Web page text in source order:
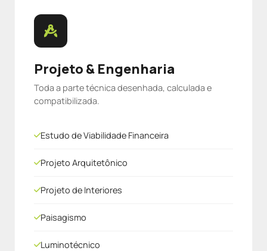
Projeto & Engenharia
Toda a parte técnica desenhada, calculada e
compatibilizada.
Estudo de Viabilidade Financeira
Projeto Arquitetônico
Projeto de Interiores
Paisagismo
Luminotécnico